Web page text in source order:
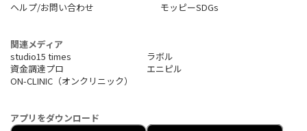
ヘルプ/お問い合わせ
モッピーSDGs
関連メディア
studio15 times
ラボル
資金調達プロ
エニピル
ON-CLINIC（オンクリニック）
アプリをダウンロード